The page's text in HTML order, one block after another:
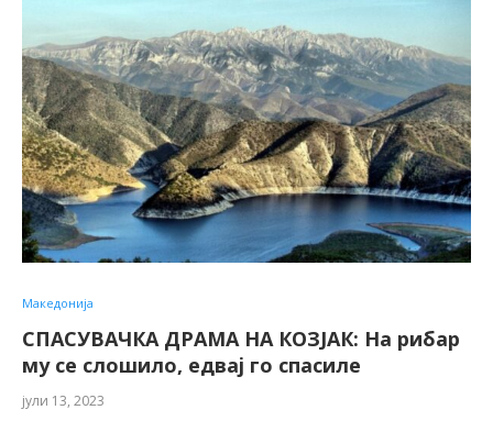
Македонија
СПАСУВАЧКА ДРАМА НА КОЗЈАК: На рибар
му се слошило, едвај го спасиле
јули 13, 2023